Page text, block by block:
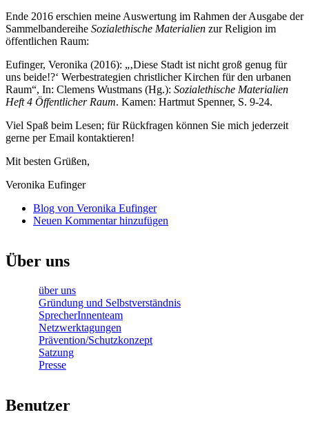
Ende 2016 erschien meine Auswertung im Rahmen der Ausgabe der
Sammelbandereihe Sozialethische Materialien zur Religion im
öffentlichen Raum:
Eufinger, Veronika (2016): „‚Diese Stadt ist nicht groß genug für
uns beide!?‘ Werbestrategien christlicher Kirchen für den urbanen
Raum“, In: Clemens Wustmans (Hg.): Sozialethische Materialien
Heft 4 Öffentlicher Raum. Kamen: Hartmut Spenner, S. 9-24.
Viel Spaß beim Lesen; für Rückfragen können Sie mich jederzeit
gerne per Email kontaktieren!
Mit besten Grüßen,
Veronika Eufinger
Blog von Veronika Eufinger
Neuen Kommentar hinzufügen
Über uns
über uns
Gründung und Selbstverständnis
SprecherInnenteam
Netzwerktagungen
Prävention/Schutzkonzept
Satzung
Presse
Benutzer